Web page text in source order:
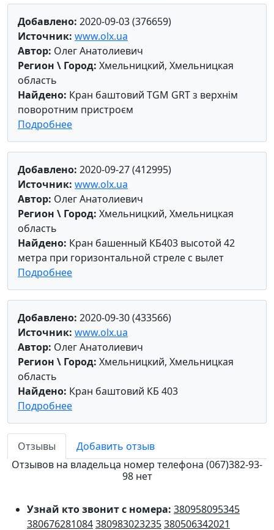
Добавлено: 2020-09-03 (376659)
Источник: www.olx.ua
Автор: Олег Анатолиевич
Регион \ Город: Хмельницкий, Хмельницкая
область
Найдено: Кран баштовий TGM GRT з верхнім
поворотним пристроєм
Подробнее
Добавлено: 2020-09-27 (412995)
Источник: www.olx.ua
Автор: Олег Анатолиевич
Регион \ Город: Хмельницкий, Хмельницкая
область
Найдено: Кран башенный КБ403 высотой 42
метра при горизонтальной стреле с вылет
Подробнее
Добавлено: 2020-09-30 (433566)
Источник: www.olx.ua
Автор: Олег Анатолиевич
Регион \ Город: Хмельницкий, Хмельницкая
область
Найдено: Кран баштовий КБ 403
Подробнее
Отзывы
Добавить отзыв
Отзывов на владельца номер телефона (067)382-93-
98 нет
Узнай кто звонит с номера: 380958095345
380676281084380983023235380506342021